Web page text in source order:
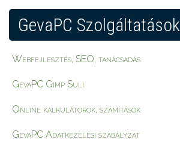
GevaPC Szolgáltatások
Webfejlesztés, SEO, tanácsadás
GevaPC Gimp Suli
Online kalkulátorok, számítások
GevaPC Adatkezelési szabályzat